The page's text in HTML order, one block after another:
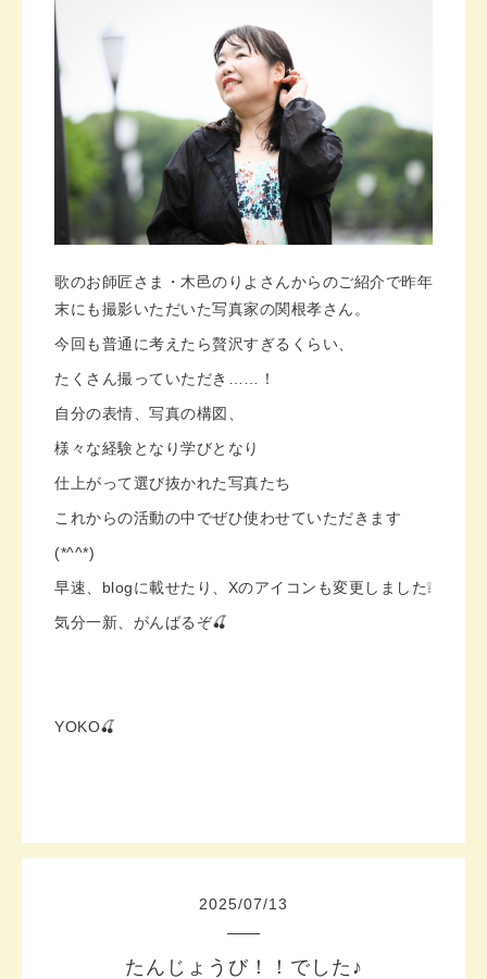
歌のお師匠さま・木邑のりよさんからのご紹介で昨年
末にも撮影いただいた写真家の関根孝さん。
今回も普通に考えたら贅沢すぎるくらい、
たくさん撮っていただき……！
自分の表情、写真の構図、
様々な経験となり学びとなり
仕上がって選び抜かれた写真たち
これからの活動の中でぜひ使わせていただきます
(*^^*)
早速、blogに載せたり、Xのアイコンも変更しました❕
気分一新、がんばるぞ🍒
YOKO🍒
2025/07/13
たんじょうび！！でした♪